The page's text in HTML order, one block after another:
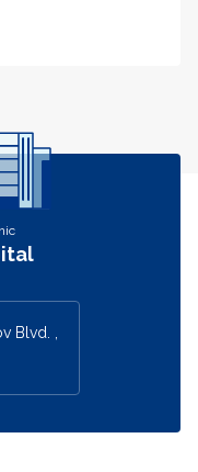
Blvd. ,